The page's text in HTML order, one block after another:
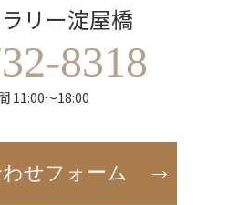
リー淀屋橋
8318
11:00～18:00
せフォーム